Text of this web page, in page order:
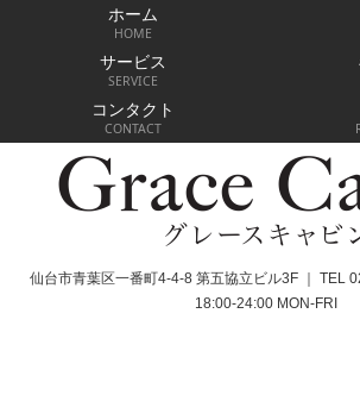
仙台市青葉区一番町4-4-8 第五協立ビル3F ｜ TEL
18:00-24:00 MON-FRI
ホーム
HOME
サービス
SERVICE
コンタクト
CONTACT